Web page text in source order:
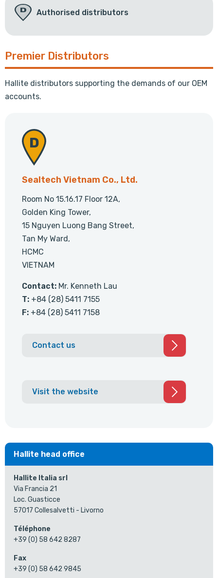
Authorised distributors
Premier Distributors
Hallite distributors supporting the demands of our OEM
accounts.
Sealtech Vietnam Co., Ltd.
Room No 15.16.17 Floor 12A,
Golden King Tower,
15 Nguyen Luong Bang Street,
Tan My Ward,
HCMC
VIETNAM
Contact: Mr. Kenneth Lau
T: +84 (28) 5411 7155
F: +84 (28) 5411 7158
Contact us
Visit the website
Hallite head office
Hallite Italia srl
Via Francia 21
Loc. Guasticce
57017 Collesalvetti - Livorno
Téléphone
+39 (0) 58 642 8287
Fax
+39 (0) 58 642 9845